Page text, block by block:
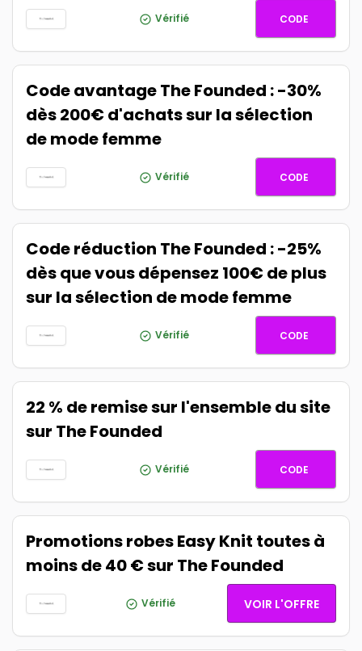
Vérifié SALE10
CODE
Code avantage The Founded : -30%
dès 200€ d'achats sur la sélection
de mode femme
Vérifié SAVE30
CODE
Code réduction The Founded : -25%
dès que vous dépensez 100€ de plus
sur la sélection de mode femme
Vérifié SAVE25
CODE
22 % de remise sur l'ensemble du site
sur The Founded
Vérifié CODE
Promotions robes Easy Knit toutes à
moins de 40 € sur The Founded
Vérifié VOIR L'OFFRE